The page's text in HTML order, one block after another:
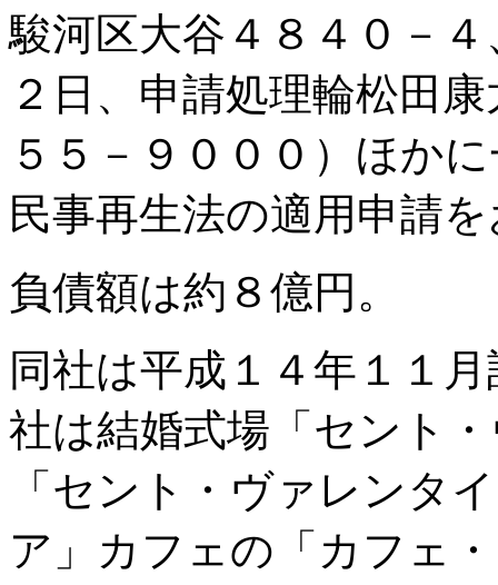
駿河区大谷４８４０－
２日、申請処理輪松田
５５－９０００）ほか
民事再生法の適用申請
負債額は約８億円。
同社は平成１４年１１
社は結婚式場「セント
「セント・ヴァレン
ア」カフェの「カフェ